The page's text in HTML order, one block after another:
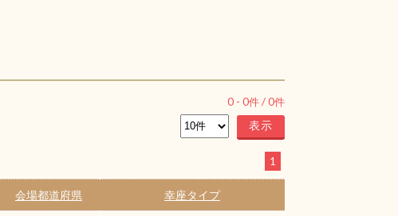
0 - 0件 /0件
1
会場都道府県 幸座タイプ